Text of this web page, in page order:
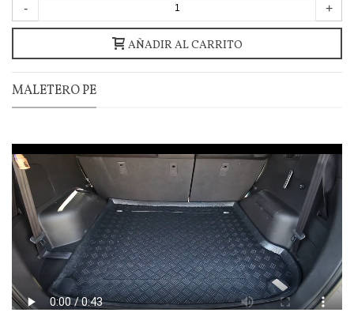
- +
AÑADIR AL CARRITO
MALETERO PE